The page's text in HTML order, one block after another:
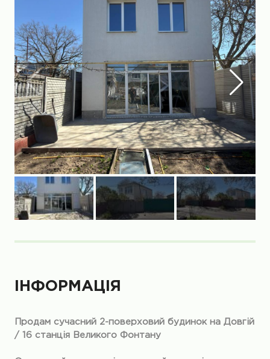
ІНФОРМАЦІЯ
Продам сучасний 2-поверховий будинок на Довгій
/ 16 станція Великого Фонтану